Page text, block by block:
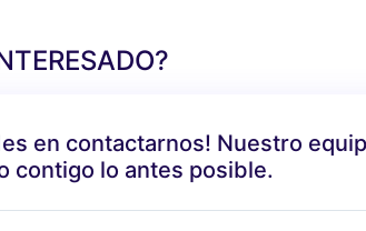
en contactarnos! Nuestro
contigo lo antes posible.